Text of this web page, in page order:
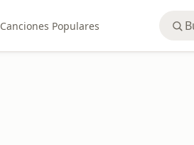
Canciones Populares